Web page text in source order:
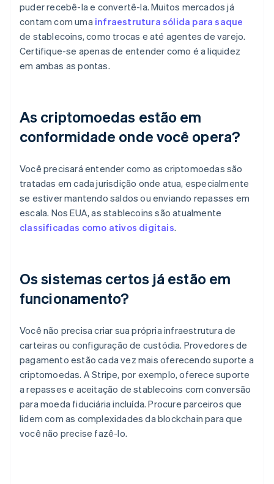
puder recebê-la e convertê-la. Muitos mercados já
contam com uma infraestrutura sólida para saque
de stablecoins, como trocas e até agentes de varejo.
Certifique-se apenas de entender como é a liquidez
em ambas as pontas.
As criptomoedas estão em
conformidade onde você opera?
Você precisará entender como as criptomoedas são
tratadas em cada jurisdição onde atua, especialmente
se estiver mantendo saldos ou enviando repasses em
escala. Nos EUA, as stablecoins são atualmente
classificadas como ativos digitais.
Os sistemas certos já estão em
funcionamento?
Você não precisa criar sua própria infraestrutura de
carteiras ou configuração de custódia. Provedores de
pagamento estão cada vez mais oferecendo suporte a
criptomoedas. A Stripe, por exemplo, oferece suporte
a repasses e aceitação de stablecoins com conversão
para moeda fiduciária incluída. Procure parceiros que
lidem com as complexidades da blockchain para que
você não precise fazê-lo.